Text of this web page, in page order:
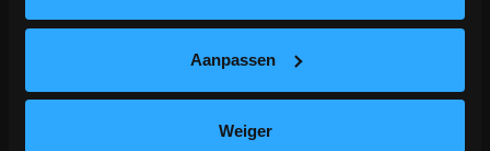
Aanpassen
Weiger
BEKIJK HIER ONZE KORTE INFO VIDEO'S